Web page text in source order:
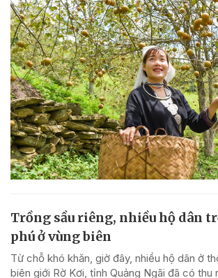
Trồng sầu riêng, nhiều hộ dân
phú ở vùng biên
Từ chỗ khó khăn, giờ đây, nhiều hộ dân ở
biên giới Rờ Kơi, tỉnh Quảng Ngãi đã có thu